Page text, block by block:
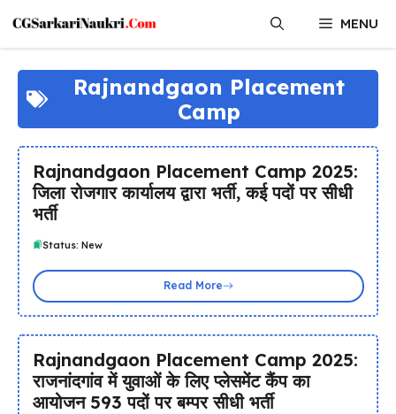
content
MENU
Rajnandgaon Placement
Camp
Rajnandgaon Placement Camp 2025:
जिला रोजगार कार्यालय द्वारा भर्ती, कई पदों पर सीधी
भर्ती
Status: New
Read More
Rajnandgaon Placement Camp 2025:
राजनांदगांव में युवाओं के लिए प्लेसमेंट कैंप का
आयोजन 593 पदों पर बम्पर सीधी भर्ती